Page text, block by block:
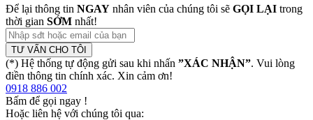
Để lại thông tin NGAY nhân viên của chúng tôi sẽ GỌI LẠI trong
thời gian SỚM nhất!
TƯ VẤN CHO TÔI
(*) Hệ thống tự động gửi sau khi nhấn ”XÁC NHẬN”. Vui lòng
điền thông tin chính xác. Xin cảm ơn!
0918 886 002
Bấm để gọi ngay !
Hoặc liên hệ với chúng tôi qua: